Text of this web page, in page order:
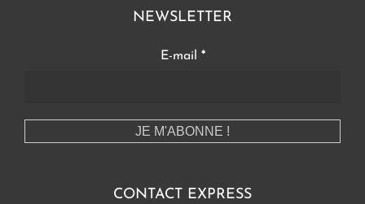
NEWSLETTER
E-mail *
CONTACT EXPRESS